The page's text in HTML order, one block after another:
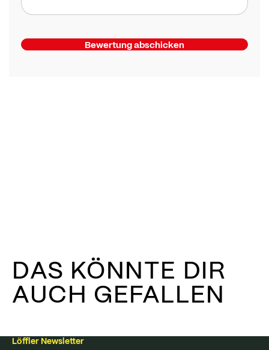
Bewertung abschicken
DAS KÖNNTE DIR
AUCH GEFALLEN
Löffler Newsletter